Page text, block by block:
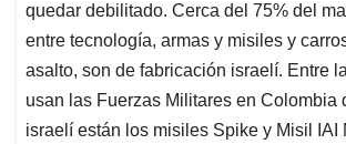
quedar debilitado. Cerca del 75% del
entre tecnología, armas y misiles y
asalto, son de fabricación israelí. Entre
usan las Fuerzas Militares en Colombia
israelí están los misiles Spike y Misil IAI